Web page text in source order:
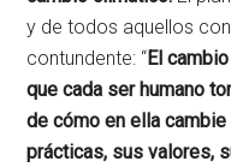
y de todos aquellos
contundente: “El
que cada ser humano
de cómo en ella cambie
prácticas, sus valores,